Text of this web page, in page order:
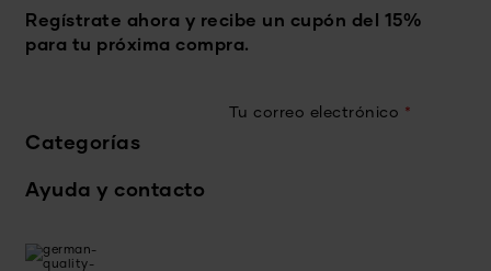
Regístrate ahora y recibe un cupón del 15%
para tu próxima compra.
Tu correo electrónico *
Categorías
Ayuda y contacto